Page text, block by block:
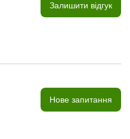
Залишити відгук
Нове запитання